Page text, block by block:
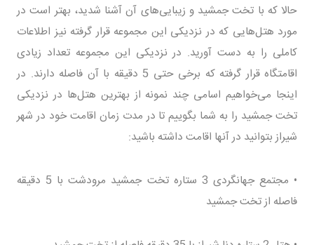
حالا که با تخت جمشید و زیبایی‌های آن آشنا شدید، بهتر است در
مورد هتل‌هایی که در نزدیکی این مجموعه قرار گرفته نیز اطلاعات
کاملی را به دست آورید. در نزدیکی این مجموعه تعداد زیادی
اقامتگاه قرار گرفته که برخی حتی 5 دقیقه با آن فاصله دارند. در
اینجا می‌خواهیم اسامی چند نمونه از بهترین هتل‌ها در نزدیکی
تخت جمشید را به شما بگوییم تا در مدت زمان اقامت خود در شهر
شیراز بتوانید در آنها اقامت داشته باشید:
• مجتمع جهانگردی 3 ستاره تخت جمشید مرودشت با 5 دقیقه
فاصله از تخت جمشید